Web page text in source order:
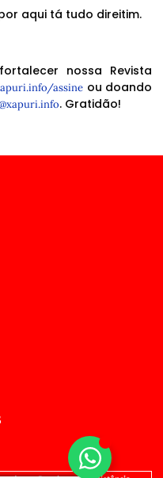
aqui tá tudo direitim.
nossa Revista
assine ou doando
. Gratidão!